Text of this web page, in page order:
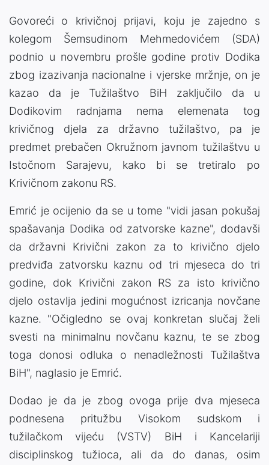
Govoreći o krivičnoj prijavi, koju je zajedno s
kolegom Šemsudinom Mehmedovićem (SDA)
podnio u novembru prošle godine protiv Dodika
zbog izazivanja nacionalne i vjerske mržnje, on je
kazao da je Tužilaštvo BiH zaključilo da u
Dodikovim radnjama nema elemenata tog
krivičnog djela za državno tužilaštvo, pa je
predmet prebačen Okružnom javnom tužilaštvu u
Istočnom Sarajevu, kako bi se tretiralo po
Krivičnom zakonu RS.
Emrić je ocijenio da se u tome "vidi jasan pokušaj
spašavanja Dodika od zatvorske kazne", dodavši
da državni Krivični zakon za to krivično djelo
predviđa zatvorsku kaznu od tri mjeseca do tri
godine, dok Krivični zakon RS za isto krivično
djelo ostavlja jedini mogućnost izricanja novčane
kazne. "Očigledno se ovaj konkretan slučaj želi
svesti na minimalnu novčanu kaznu, te se zbog
toga donosi odluka o nenadležnosti Tužilaštva
BiH", naglasio je Emrić.
Dodao je da je zbog ovoga prije dva mjeseca
podnesena pritužbu Visokom sudskom i
tužilačkom vijeću (VSTV) BiH i Kancelariji
disciplinskog tužioca, ali da do danas, osim